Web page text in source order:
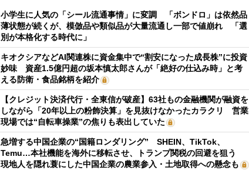
小学生に人気の「シール流通事情」に変調 「ボンドロ」は依然品
薄状態が続くが、模倣品や類似品が大量流通し一部で値崩れ 「選
別が本格化する時代に」
キオクシアなどAI関連株に資金集中で“割安になった成長株”に投資
妙味 資産1.5億円超の坂本慎太郎さんが「絶好の仕込み時」と考
える防衛・食品銘柄を紹介
【クレジット決済代行・全東信が破産】63社もの金融機関が融資を
しながら「20年以上の粉飾決算」を見抜けなかったカラクリ 営業
現場では“自転車操業”の焦りも表出していた
急増する中国企業の“国籍ロンダリング” SHEIN、TikTok、
Temu…本社機能を海外に移転させ、トランプ関税の回避を狙う
現地人を隠れ蓑にした中国企業の農業参入・土地取得への懸念も